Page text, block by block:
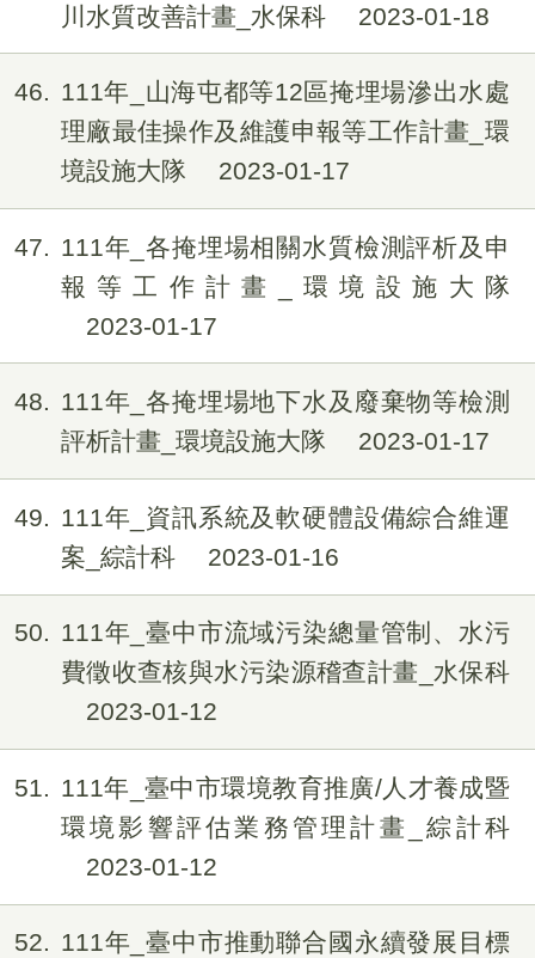
川水質改善計畫_水保科
2023-01-18
46
111年_山海屯都等12區掩埋場滲出水處
理廠最佳操作及維護申報等工作計畫_環
境設施大隊
2023-01-17
47
111年_各掩埋場相關水質檢測評析及申
報等工作計畫_環境設施大隊
2023-01-17
48
111年_各掩埋場地下水及廢棄物等檢測
評析計畫_環境設施大隊
2023-01-17
49
111年_資訊系統及軟硬體設備綜合維運
案_綜計科
2023-01-16
50
111年_臺中市流域污染總量管制、水污
費徵收查核與水污染源稽查計畫_水保科
2023-01-12
51
111年_臺中市環境教育推廣/人才養成暨
環境影響評估業務管理計畫_綜計科
2023-01-12
52
111年_臺中市推動聯合國永續發展目標